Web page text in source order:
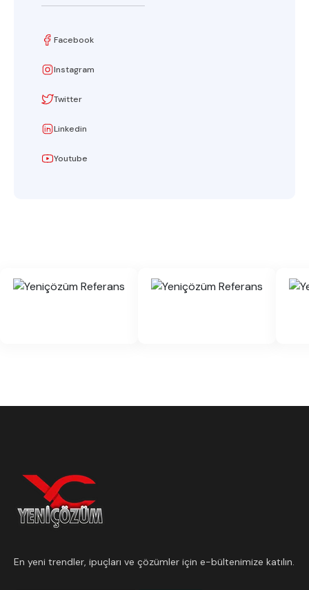
Facebook
Instagram
Twitter
Linkedin
Youtube
En yeni trendler, ipuçları ve çözümler için e-bültenimize katılın.